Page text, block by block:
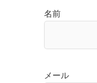
名前
メール